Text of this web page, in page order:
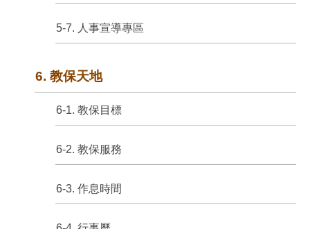
5-7. 人事宣導專區
6. 教保天地
6-1. 教保目標
6-2. 教保服務
6-3. 作息時間